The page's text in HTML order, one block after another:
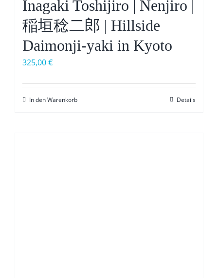
Inagaki Toshijiro | Nenjiro |
稲垣稔二郎 | Hillside
Daimonji-yaki in Kyoto
325,00€
In den Warenkorb Details